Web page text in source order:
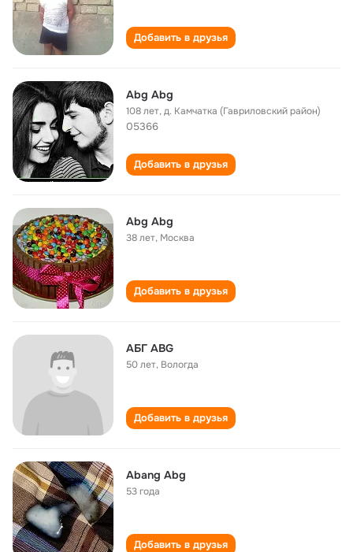
Добавить в друзья
Abg Abg
108 лет,д. Камчатка (Гавриловский район)
05366
Добавить в друзья
Abg Abg
38 лет, Москва
Добавить в друзья
АБГ ABG
50 лет, Вологда
Добавить в друзья
Abang Abg
53 года
Добавить в друзья